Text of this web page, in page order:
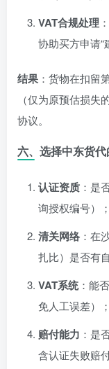
VAT合规处理
协助买方申请“
结果 ：货物在扣留
（仅为原预估损失
协议。
六、选择中东货
认证资质 ：是
询授权编号）；
清关网络 ：在
扎比）是否有
VAT系统：能
免人工误差）；
赔付能力 ：是
含认证失败赔